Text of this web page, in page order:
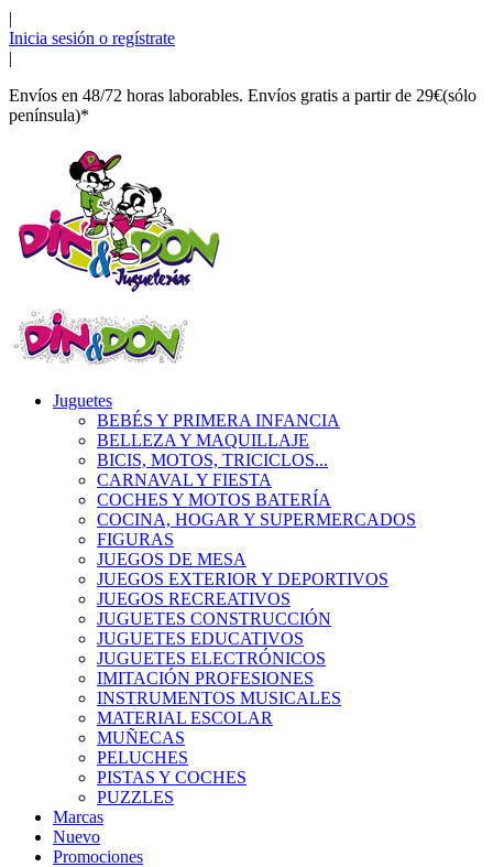
|
Inicia sesión o regístrate
|
Envíos en 48/72 horas laborables. Envíos gratis a partir de 29€(sólo
península)*
Juguetes
BEBÉS Y PRIMERA INFANCIA
BELLEZA Y MAQUILLAJE
BICIS, MOTOS, TRICICLOS...
CARNAVAL Y FIESTA
COCHES Y MOTOS BATERÍA
COCINA, HOGAR Y SUPERMERCADOS
FIGURAS
JUEGOS DE MESA
JUEGOS EXTERIOR Y DEPORTIVOS
JUEGOS RECREATIVOS
JUGUETES CONSTRUCCIÓN
JUGUETES EDUCATIVOS
JUGUETES ELECTRÓNICOS
IMITACIÓN PROFESIONES
INSTRUMENTOS MUSICALES
MATERIAL ESCOLAR
MUÑECAS
PELUCHES
PISTAS Y COCHES
PUZZLES
Marcas
Nuevo
Promociones